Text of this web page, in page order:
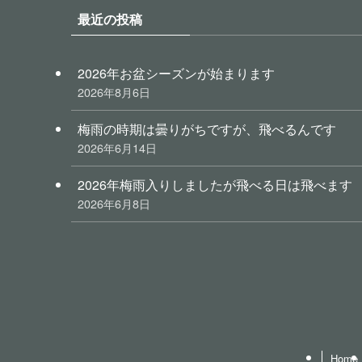
最近の投稿
2026年お盆シーズンが始まります
2026年8月6日
梅雨の時期は曇りがちですが、飛べるんです
2026年6月14日
2026年梅雨入りしましたが飛べる日は飛べます
2026年6月8日
Home